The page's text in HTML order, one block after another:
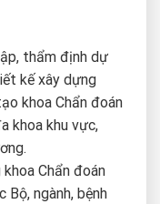
thẩm định dự
kế xây dựng
khoa Chẩn đoán
khoa khu vực,
Chẩn đoán
Bộ, ngành, bệnh